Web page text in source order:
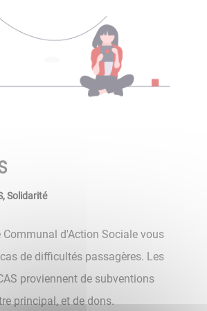
,Solidarité
Communal d'Action Sociale vous
de difficultés passagères. Les
proviennent de subventions
principal, et de dons.